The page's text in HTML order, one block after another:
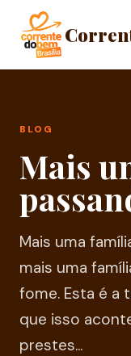
BLOG
Mais
Mais uma
mais uma
fome. Esta é a
que isso
prestes...